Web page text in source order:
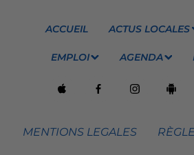
ACCUEIL ACTUS LOCALES
EMPLOI AGENDA
MENTIONS LEGALES